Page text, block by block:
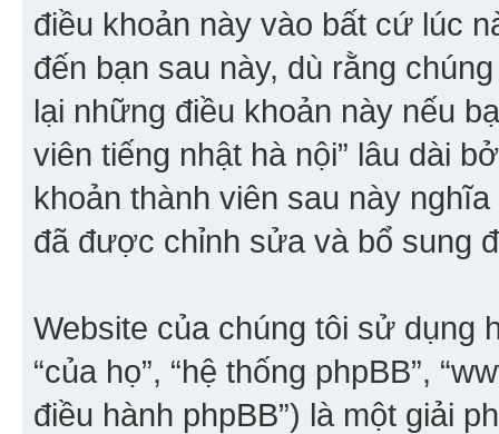
điều khoản này vào bất cứ lúc
đến bạn sau này, dù rằng
lại những điều khoản này nếu
viên tiếng nhật hà nội” lâu dài
khoản thành viên sau này
đã được chỉnh sửa và bổ sung
Website của chúng tôi sử dụng
“của họ”, “hệ thống phpBB”,
điều hành phpBB”) là một giải